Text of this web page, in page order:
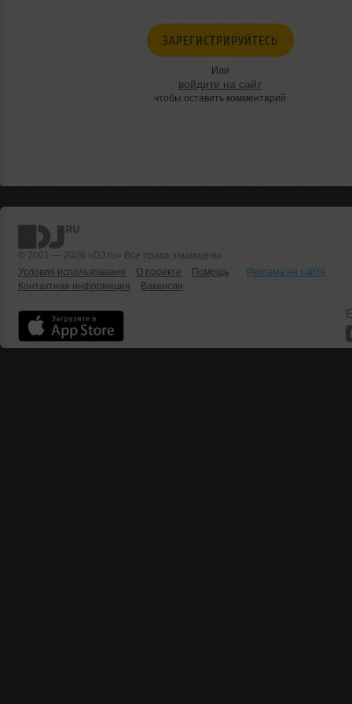
ЗАРЕГИСТРИРУЙТЕСЬ
Или
войдите на сайт
чтобы оставить комментарий
© 2001 — 2026 «DJ.ru» Все права защищены.
Условия использования
О проекте Помощь
Реклама на сайте
Контактная информация
Вакансии